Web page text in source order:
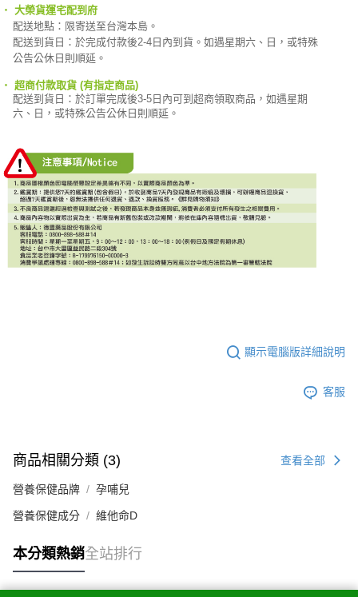
‧ 大榮貨運宅配到府
配送地點：限寄送至台灣本島。
配送到貨日：於完成付款後2-4日內到貨。如遇星期六、日，或特殊
公告公休日則順延。
‧ 超商付款取貨 (有指定商品)
配送到貨日：於訂單完成後3-5日內可到超商領取商品，如遇星期
六、日，或特殊公告公休日則順延。
顯示電腦版詳細說明
客服
商品相關分類 (3) 查看全部
營養保健品牌 孕哺兒
營養保健成分 維他命D
本分類熱銷全站排行